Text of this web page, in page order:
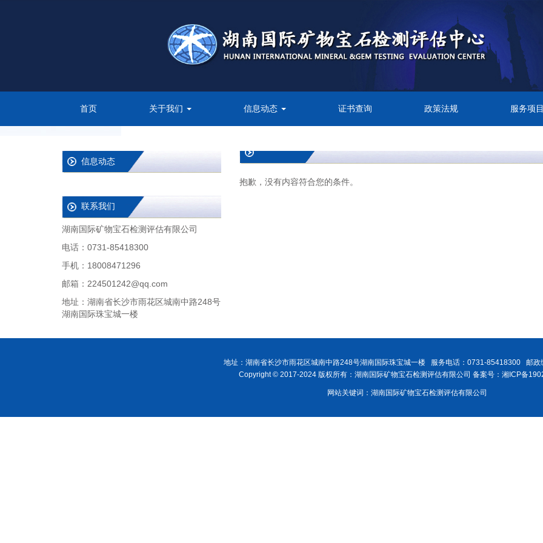
首页 关于我们 信息动态 证书查询 政策法规 服务项目
抱歉，没有内容符合您的条件。
信息动态
联系我们
湖南国际矿物宝石检测评估有限公司
电话：0731-85418300
手机：18008471296
邮箱：224501242@qq.com
地址：湖南省长沙市雨花区城南中路248号
湖南国际珠宝城一楼
地址：湖南省长沙市雨花区城南中路248号湖南国际珠宝城一楼 服务电话：0731-85418300 邮政
Copyright © 2017-2024 版权所有：湖南国际矿物宝石检测评估有限公司 备案号：湘ICP备
网站关键词：湖南国际矿物宝石检测评估有限公司